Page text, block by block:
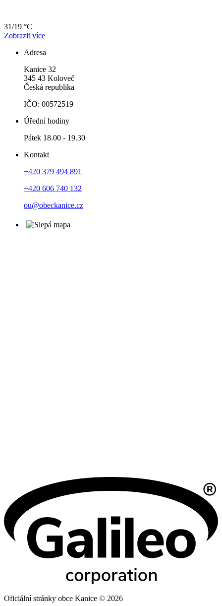
31/19 °C
Zobrazit více
Adresa
Kanice 32
345 43 Koloveč
Česká republika
IČO: 00572519
Úřední hodiny
Pátek 18.00 - 19.30
Kontakt
+420 379 494 891
+420 606 740 132
ou@obeckanice.cz
Oficiální stránky obce Kanice © 2026